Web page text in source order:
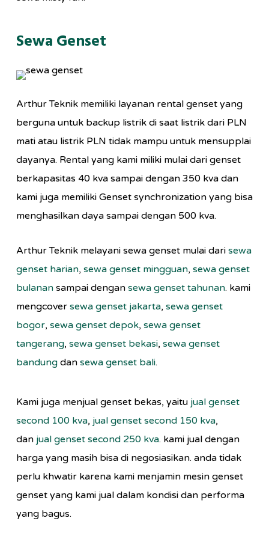
Sewa Genset
Arthur Teknik memiliki layanan rental genset yang
berguna untuk backup listrik di saat listrik dari PLN
mati atau listrik PLN tidak mampu untuk mensupplai
dayanya. Rental yang kami miliki mulai dari genset
berkapasitas 40 kva sampai dengan 350 kva dan
kami juga memiliki Genset synchronization yang bisa
menghasilkan daya sampai dengan 500 kva.
Arthur Teknik melayani sewa genset mulai dari sewa
genset harian, sewa genset mingguan, sewa genset
bulanansampai dengan sewa genset tahunan. kami
mengcover sewa genset jakarta, sewa genset
bogor, sewa genset depok, sewa genset
tangerang, sewa genset bekasi, sewa genset
bandungdan sewa genset bali.
Kami juga menjual genset bekas, yaitu jual genset
second 100 kva, jual genset second 150 kva,
dan jual genset second 250 kva. kami jual dengan
harga yang masih bisa di negosiasikan. anda tidak
perlu khwatir karena kami menjamin mesin genset
genset yang kami jual dalam kondisi dan performa
yang bagus.